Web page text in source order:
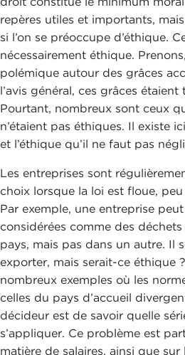
repères utiles et importants,
si l’on se préoccupe d’éthique.
nécessairement éthique.
polémique autour des grâces
l’avis général, ces grâces
Pourtant, nombreux sont ceux
n’étaient pas éthiques. Il existe
et l’éthique qu’il ne faut pas
Les entreprises sont
choix lorsque la loi est floue,
Par exemple, une entreprise
considérées comme des
pays, mais pas dans un autre. Il
exporter, mais serait-ce éthique
nombreux exemples où les
celles du pays d’accueil
décideur est de savoir quelle
s’appliquer. Ce problème est
matière de salaires, ainsi que sur